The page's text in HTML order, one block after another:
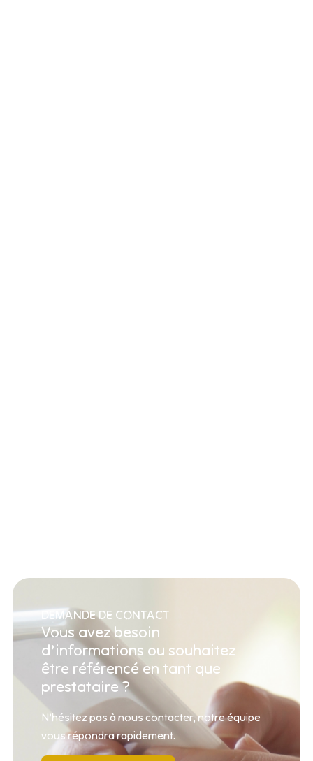
DEMANDE DE CONTACT
Vous avez besoin
d’informations ou souhaitez
être référencé en tant que
prestataire ?
N’hésitez pas à nous contacter, notre équipe
vous répondra rapidement.